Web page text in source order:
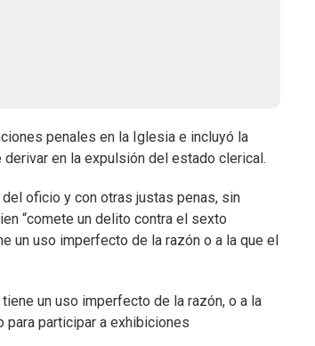
penales en la Iglesia e incluyó la
en la expulsión del estado clerical.
oficio y con otras justas penas, sin
“comete un delito contra el sexto
un uso imperfecto de la razón o a la que el
un uso imperfecto de la razón, o a la
para participar a exhibiciones